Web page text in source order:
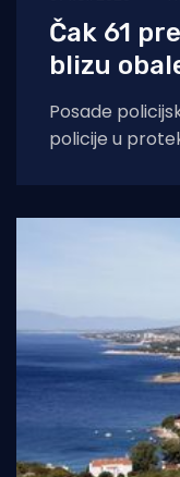
Čak 61
blizu
Posade
policije u